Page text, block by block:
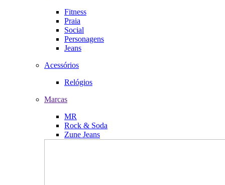
Fitness
Praia
Social
Personagens
Jeans
Acessórios
Relógios
Marcas
MR
Rock & Soda
Zune Jeans